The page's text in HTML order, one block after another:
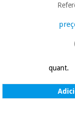
quant.